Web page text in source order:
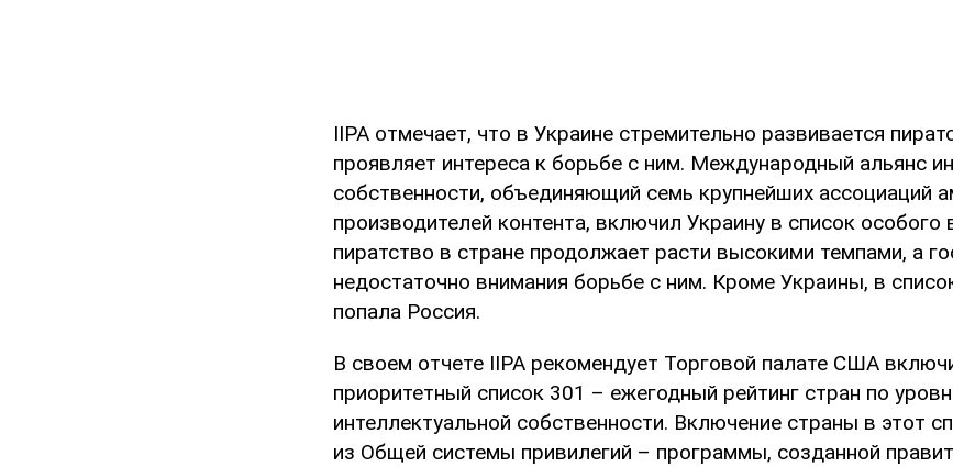
IIPA отмечает, что в Украине стремительно развивается
проявляет интереса к борьбе с ним. Международный альянс
собственности, объединяющий семь крупнейших ассоциаций
производителей контента, включил Украину в список особого
пиратство в стране продолжает расти высокими темпами, а
недостаточно внимания борьбе с ним. Кроме Украины, в
попала Россия.
В своем отчете IIPA рекомендует Торговой палате США
приоритетный список 301 – ежегодный рейтинг стран по
интеллектуальной собственности. Включение страны в этот
из Общей системы привилегий – программы, созданной